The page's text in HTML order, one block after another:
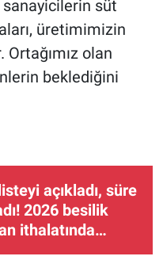
sanayicilerin süt
üretimimizin
olan
beklediğini
açıkladı, süre
2026 besilik
ithalatında
ve ödeme